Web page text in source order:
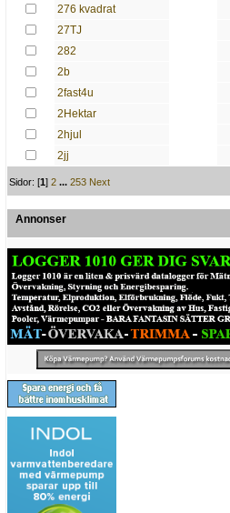
276 kvadrat
27TJ
282
2b
2fast4u
2Hektar
2hjul
2jj
Sidor: [1]2 ...253 Next
Annonser